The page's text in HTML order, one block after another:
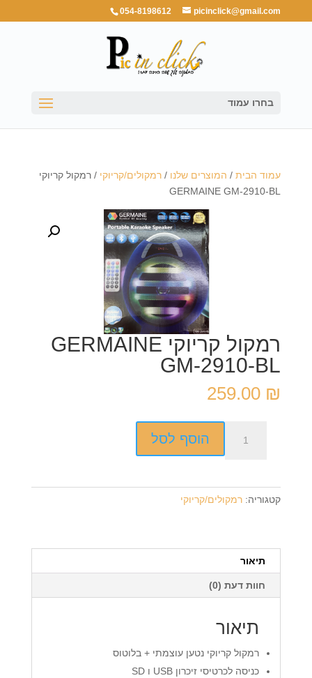
054-8198612 picinclick@gmail.com
בחרו עמוד
עמוד הבית/ המוצרים שלנו / רמקולים/קריוקי / רמקול קריוקי
GERMAINE GM-2910-BL
רמקול קריוקי GERMAINE
GM-2910-BL
259.00 ₪
הוסף לסל
קטגוריה: רמקולים/קריוקי
תיאור
חוות דעת (0)
תיאור
רמקול קריוקי נטען עוצמתי + בלוטוס
כניסה לכרטיסי זיכרון USB ו SD